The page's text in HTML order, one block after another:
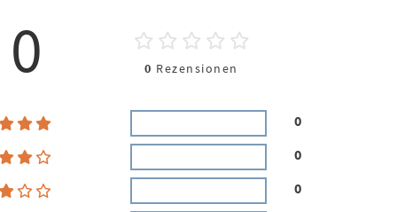
0 0 Rezensionen
0
0
0